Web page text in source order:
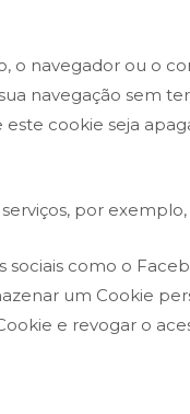
o navegador ou o
navegação sem
cookie seja
por
como o
um Cookie
e revogar o